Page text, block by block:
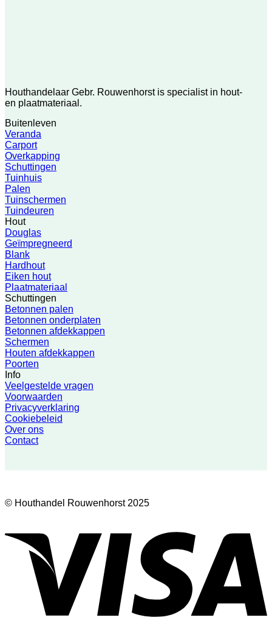
Houthandelaar Gebr. Rouwenhorst is specialist in hout-
en plaatmateriaal.
Buitenleven
Veranda
Carport
Overkapping
Schuttingen
Tuinhuis
Palen
Tuinschermen
Tuindeuren
Hout
Douglas
Geïmpregneerd
Blank
Hardhout
Eiken hout
Plaatmateriaal
Schuttingen
Betonnen palen
Betonnen onderplaten
Betonnen afdekkappen
Schermen
Houten afdekkappen
Poorten
Info
Veelgestelde vragen
Voorwaarden
Privacyverklaring
Cookiebeleid
Over ons
Contact
© Houthandel Rouwenhorst 2025